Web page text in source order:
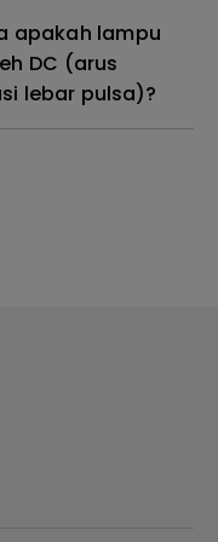
apakah lampu
DC (arus
lebar pulsa)?